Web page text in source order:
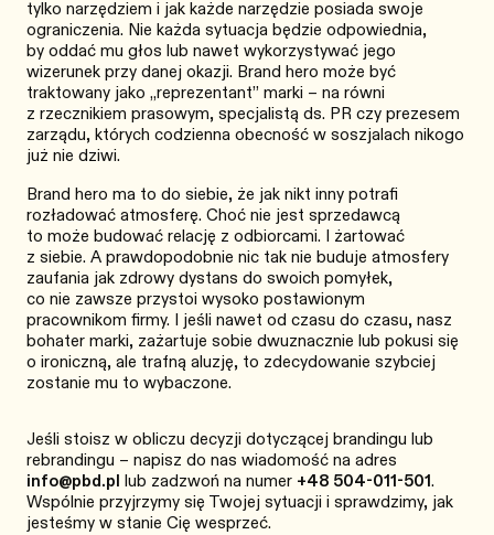
tylko narzędziem i jak każde narzędzie posiada swoje
ograniczenia. Nie każda sytuacja będzie odpowiednia,
by oddać mu głos lub nawet wykorzystywać jego
wizerunek przy danej okazji. Brand hero może być
traktowany jako „reprezentant” marki – na równi
z rzecznikiem prasowym, specjalistą ds. PR czy prezesem
zarządu, których codzienna obecność w soszjalach nikogo
już nie dziwi.
Brand hero ma to do siebie, że jak nikt inny potrafi
rozładować atmosferę. Choć nie jest sprzedawcą
to może budować relację z odbiorcami. I żartować
z siebie. A prawdopodobnie nic tak nie buduje atmosfery
zaufania jak zdrowy dystans do swoich pomyłek,
co nie zawsze przystoi wysoko postawionym
pracownikom firmy. I jeśli nawet od czasu do czasu, nasz
bohater marki, zażartuje sobie dwuznacznie lub pokusi się
o ironiczną, ale trafną aluzję, to zdecydowanie szybciej
zostanie mu to wybaczone.
Jeśli stoisz w obliczu decyzji dotyczącej brandingu lub
rebrandingu – napisz do nas wiadomość na adres
info@pbd.pl lub zadzwoń na numer +48 504-011-501.
Wspólnie przyjrzymy się Twojej sytuacji i sprawdzimy, jak
jesteśmy w stanie Cię wesprzeć.